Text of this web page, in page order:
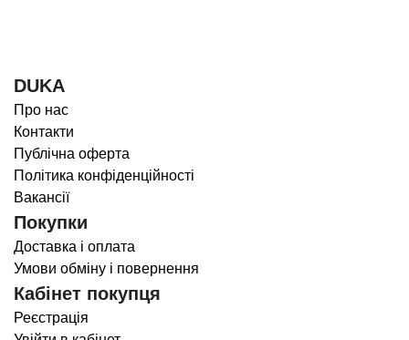
DUKA
Про нас
Контакти
Публічна оферта
Політика конфіденційності
Вакансії
Покупки
Доставка і оплата
Умови обміну і повернення
Кабінет покупця
Реєстрація